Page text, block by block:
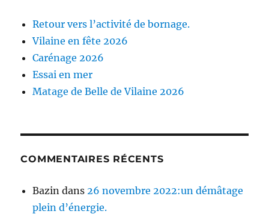
Retour vers l’activité de bornage.
Vilaine en fête 2026
Carénage 2026
Essai en mer
Matage de Belle de Vilaine 2026
COMMENTAIRES RÉCENTS
Bazin dans 26 novembre 2022:un démâtage
plein d’énergie.